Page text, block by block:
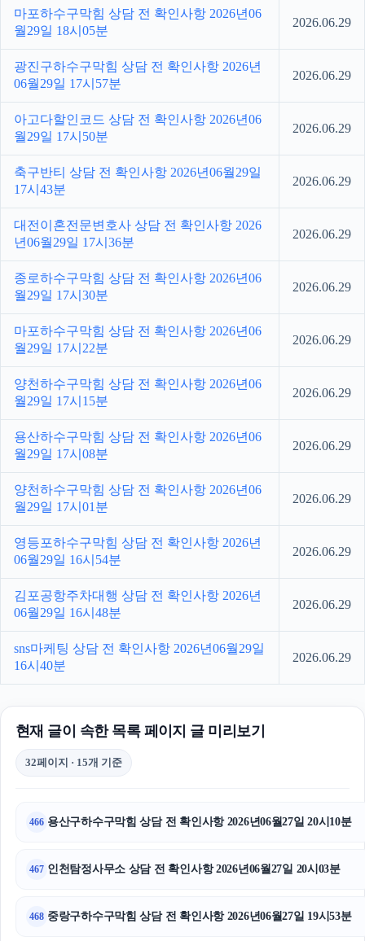
마포하수구막힘 상담 전 확인사항 2026년06
월29일 18시05분
2026.06.29
광진구하수구막힘 상담 전 확인사항 2026년
06월29일 17시57분
2026.06.29
아고다할인코드 상담 전 확인사항 2026년06
월29일 17시50분
2026.06.29
축구반티 상담 전 확인사항 2026년06월29일
17시43분
2026.06.29
대전이혼전문변호사 상담 전 확인사항 2026
년06월29일 17시36분
2026.06.29
종로하수구막힘 상담 전 확인사항 2026년06
월29일 17시30분
2026.06.29
마포하수구막힘 상담 전 확인사항 2026년06
월29일 17시22분
2026.06.29
양천하수구막힘 상담 전 확인사항 2026년06
월29일 17시15분
2026.06.29
용산하수구막힘 상담 전 확인사항 2026년06
월29일 17시08분
2026.06.29
양천하수구막힘 상담 전 확인사항 2026년06
월29일 17시01분
2026.06.29
영등포하수구막힘 상담 전 확인사항 2026년
06월29일 16시54분
2026.06.29
김포공항주차대행 상담 전 확인사항 2026년
06월29일 16시48분
2026.06.29
sns마케팅 상담 전 확인사항 2026년06월29일
16시40분
2026.06.29
현재 글이 속한 목록 페이지 글 미리보기
32페이지 · 15개 기준
466 용산구하수구막힘 상담 전 확인사항 2026년06월27일 20시10분
467 인천탐정사무소 상담 전 확인사항 2026년06월27일 20시03분
468 중랑구하수구막힘 상담 전 확인사항 2026년06월27일 19시53분